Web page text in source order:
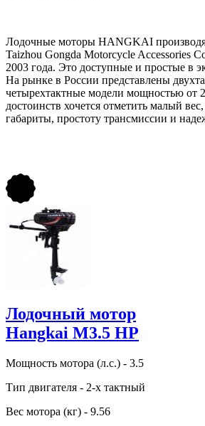
Лодочный мотор
Hangkai M3.5 HP
Мощность мотора (л.с.) - 3.5
Тип двигателя - 2-х тактный
Вес мотора (кг) - 9.56
Лодочные моторы HANGKAI
Taizhou Gongda Motorcycle Accessories
2003 года. Это доступные и простые в
На рынке в России представлены
четырехтактные модели мощностью от
достоинств хочется отметить малый
габариты, простоту трансмиссии и